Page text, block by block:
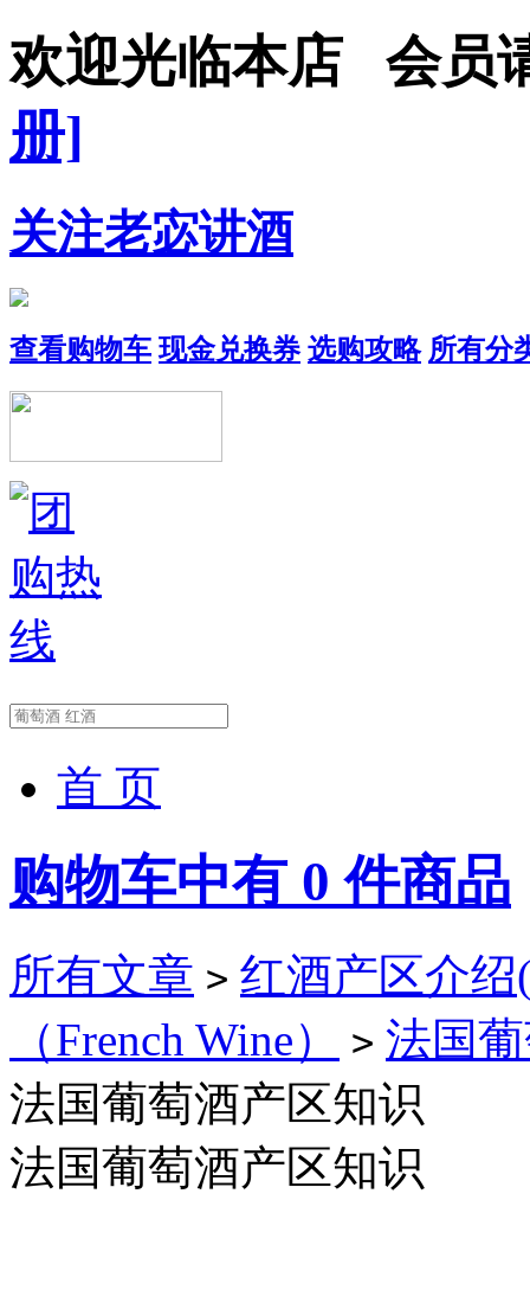
欢迎光临本店 会员
册]
关注老宓讲酒
查看购物车 现金兑换券 选购攻略 所有分
首 页
购物车中有 0 件商品
所有文章 > 红酒产区介绍
（French Wine）
> 法国葡
法国葡萄酒产区知识
法国葡萄酒产区知识